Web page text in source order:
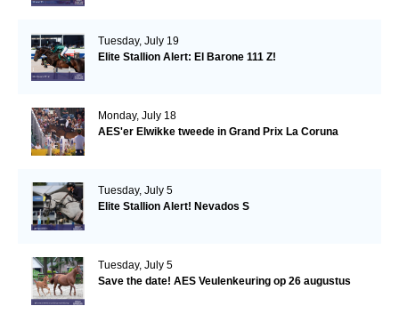
Tuesday, July 19
Elite Stallion Alert: El Barone 111 Z!
Monday, July 18
AES'er Elwikke tweede in Grand Prix La Coruna
Tuesday, July 5
Elite Stallion Alert! Nevados S
Tuesday, July 5
Save the date! AES Veulenkeuring op 26 augustus